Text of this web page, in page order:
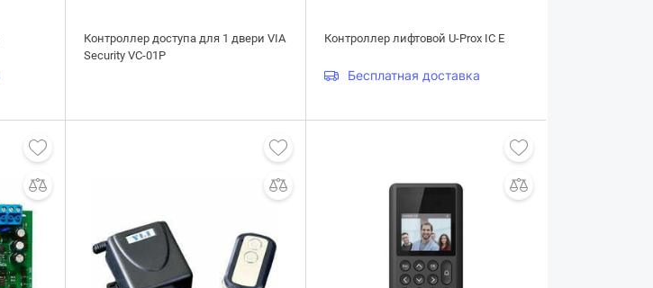
Контроллер доступа для 1 двери VIA
Security VC-01P
Контроллер лифтовой U-Prox IC E
Бесплатная доставка